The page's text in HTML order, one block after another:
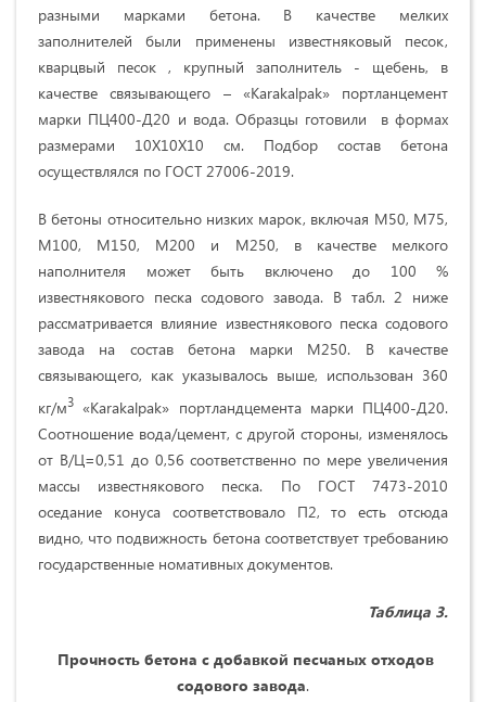
разными марками бетона. В качестве мелких
заполнителей были применены известняковый песок,
кварцвый песок , крупный заполнитель - щебень, в
качестве связывающего – «Karakalpak» портланцемент
марки ПЦ400-Д20 и вода. Образцы готовили в формах
размерами 10Х10Х10 см. Подбор состав бетона
осуществлялся по ГОСТ 27006-2019.
В бетоны относительно низких марок, включая М50, М75,
М100, М150, М200 и М250, в качестве мелкого
наполнителя может быть включено до 100 %
известнякового песка содового завода. В табл. 2 ниже
рассматривается влияние известнякового песка содового
завода на состав бетона марки М250. В качестве
связывающего, как указывалось выше, использован 360
кг/м3 «Karakalpak» портландцемента марки ПЦ400-Д20.
Соотношение вода/цемент, с другой стороны, изменялось
от В/Ц=0,51 до 0,56 соответственно по мере увеличения
массы известнякового песка. По ГОСТ 7473-2010
оседание конуса соответствовало П2, то есть отсюда
видно, что подвижность бетона соответствует требованию
государственные номативных документов.
Таблица 3.
Прочность бетона с добавкой песчаных отходов
содового завода.